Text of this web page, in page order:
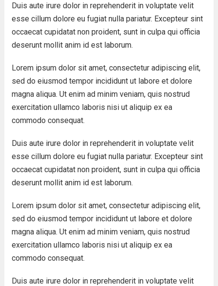
Duis aute irure dolor in reprehenderit in voluptate velit
esse cillum dolore eu fugiat nulla pariatur. Excepteur sint
occaecat cupidatat non proident, sunt in culpa qui officia
deserunt mollit anim id est laborum.
Lorem ipsum dolor sit amet, consectetur adipiscing elit,
sed do eiusmod tempor incididunt ut labore et dolore
magna aliqua. Ut enim ad minim veniam, quis nostrud
exercitation ullamco laboris nisi ut aliquip ex ea
commodo consequat.
Duis aute irure dolor in reprehenderit in voluptate velit
esse cillum dolore eu fugiat nulla pariatur. Excepteur sint
occaecat cupidatat non proident, sunt in culpa qui officia
deserunt mollit anim id est laborum.
Lorem ipsum dolor sit amet, consectetur adipiscing elit,
sed do eiusmod tempor incididunt ut labore et dolore
magna aliqua. Ut enim ad minim veniam, quis nostrud
exercitation ullamco laboris nisi ut aliquip ex ea
commodo consequat.
Duis aute irure dolor in reprehenderit in voluptate velit